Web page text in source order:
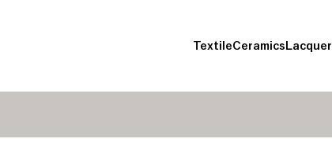
TextileCeramicsLacquer